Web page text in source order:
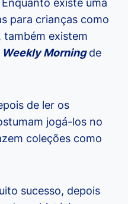
existe uma
para crianças como
também existem
Weekly Morningde
de ler os
jogá-los no
coleções como
sucesso, depois